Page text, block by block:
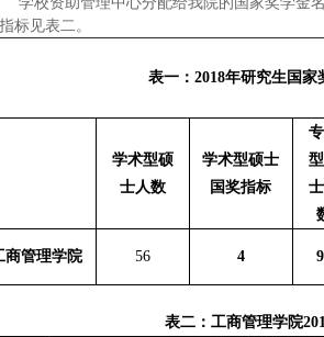
标见表二。
表一：2018年研究生国
学术型硕
士人数
学术型硕士
国奖指标
商管理学院 56 4
表二：工商管理学院